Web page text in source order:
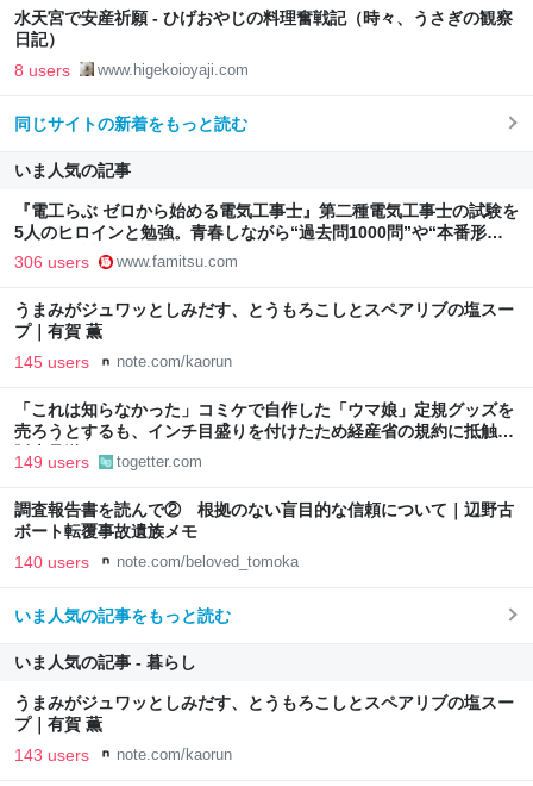
水天宮で安産祈願 - ひげおやじの料理奮戦記（時々、うさぎの観察
日記）
8 users www.higekoioyaji.com
同じサイトの新着をもっと読む
いま人気の記事
『電工らぶ ゼロから始める電気工事士』第二種電気工事士の試験を
5人のヒロインと勉強。青春しながら“過去問1000問”や“本番形式
CBT模擬試験”で本格的に学べるノベルゲーム | ゲーム・エンタメ
最新情報のファミ通.com
306 users www.famitsu.com
うまみがジュワッとしみだす、とうもろこしとスペアリブの塩スー
プ｜有賀 薫
145 users note.com/kaorun
「これは知らなかった」コミケで自作した「ウマ娘」定規グッズを
売ろうとするも、インチ目盛りを付けたため経産省の規約に抵触、
販売見送りに
149 users togetter.com
調査報告書を読んで② 根拠のない盲目的な信頼について｜辺野古
ボート転覆事故遺族メモ
140 users note.com/beloved_tomoka
いま人気の記事をもっと読む
いま人気の記事 - 暮らし
うまみがジュワッとしみだす、とうもろこしとスペアリブの塩スー
プ｜有賀 薫
143 users note.com/kaorun